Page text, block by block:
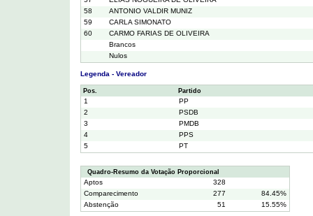
58
ANTONIO VALDIR MUNIZ
59
CARLA SIMONATO
60
CARMO FARIAS DE OLIVEIRA
Brancos
Nulos
Legenda - Vereador
Pos. Partido
1
PP
2
PSDB
3
PMDB
4
PPS
5
PT
Quadro-Resumo da Votação Proporcional
Aptos
328
Comparecimento
277
84.45%
Abstenção
51 15.55%